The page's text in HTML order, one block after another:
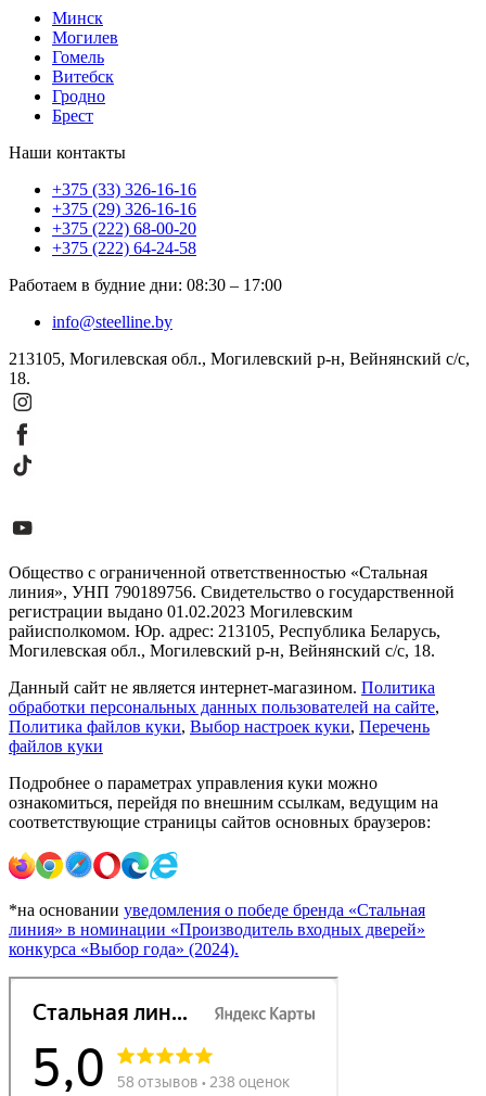
Минск
Могилев
Гомель
Витебск
Гродно
Брест
Наши контакты
+375 (33) 326-16-16
+375 (29) 326-16-16
+375 (222) 68-00-20
+375 (222) 64-24-58
Работаем в будние дни: 08:30 – 17:00
info@steelline.by
213105, Могилевская обл., Могилевский р-н, Вейнянский с/с,
18.
Общество с ограниченной ответственностью «Стальная
линия», УНП 790189756. Свидетельство о государственной
регистрации выдано 01.02.2023 Могилевским
райисполкомом. Юр. адрес: 213105, Республика Беларусь,
Могилевская обл., Могилевский р-н, Вейнянский с/с, 18.
Данный сайт не является интернет-магазином. Политика
обработки персональных данных пользователей на сайте,
Политика файлов куки, Выбор настроек куки, Перечень
файлов куки
Подробнее о параметрах управления куки можно
ознакомиться, перейдя по внешним ссылкам, ведущим на
соответствующие страницы сайтов основных браузеров:
*на основании уведомления о победе бренда «Стальная
линия» в номинации «Производитель входных дверей»
конкурса «Выбор года» (2024).